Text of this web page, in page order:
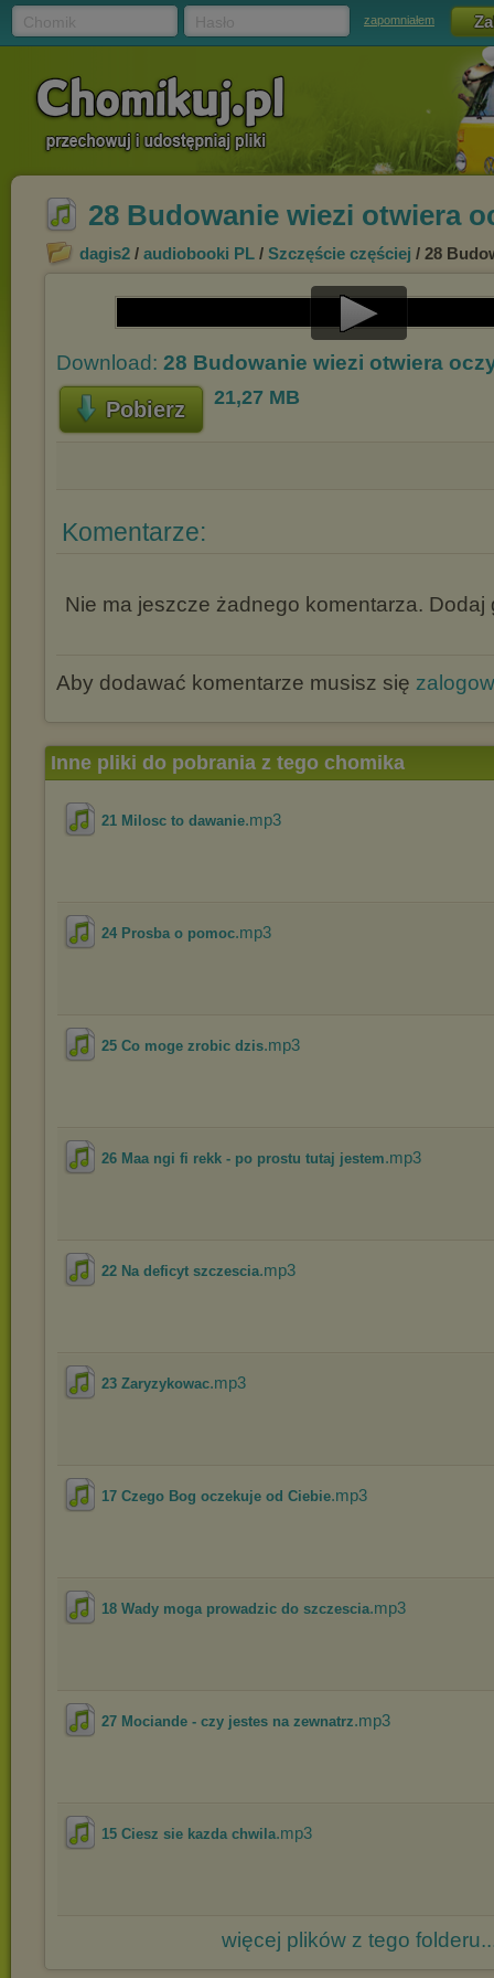
zapomniałem
28 Budowanie wiezi otwiera
dagis2 / audiobooki PL / Szczęście częściej / 28
Play
Download: 28 Budowanie wiezi otwiera
Pobierz 21,27 MB
Komentarze:
Nie ma jeszcze żadnego komentarza. Dodaj
Aby dodawać komentarze musisz się
Inne pliki do pobrania z tego chomika
21 Milosc to dawanie.mp3
24 Prosba o pomoc.mp3
25 Co moge zrobic dzis.mp3
26 Maa ngi fi rekk - po prostu tutaj jestem.mp3
22 Na deficyt szczescia.mp3
23 Zaryzykowac.mp3
17 Czego Bog oczekuje od Ciebie.mp3
18 Wady moga prowadzic do szczescia.mp3
27 Mociande - czy jestes na zewnatrz.mp3
15 Ciesz sie kazda chwila.mp3
więcej plików z tego